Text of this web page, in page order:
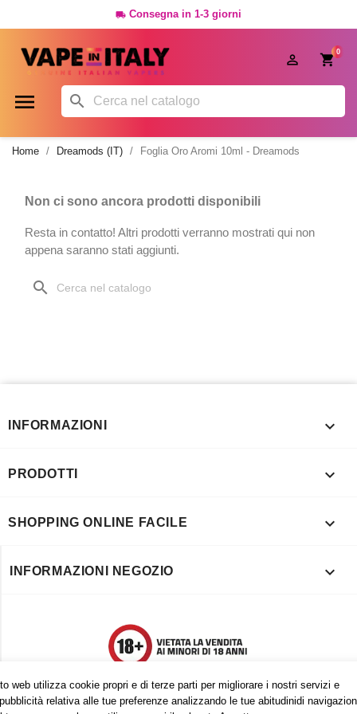
 Consegna in 1-3 giorni
0

 
Home Dreamods (IT) Foglia Oro Aromi 10ml - Dreamods
Non ci sono ancora prodotti disponibili
Resta in contatto! Altri prodotti verranno mostrati qui non
appena saranno stati aggiunti.

web utilizza cookie propri e di terze parti per migliorare i nostri servizi e
relativa alle tue preferenze analizzando le tue abitudinidi
INFORMAZIONI 
PRODOTTI 
SHOPPING ONLINE FACILE 
INFORMAZIONI NEGOZIO 